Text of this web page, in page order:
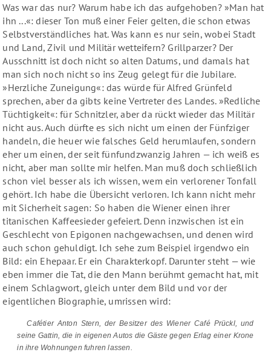
Was war das nur? Warum habe ich das aufgehoben? »Man hat
ihn ...«: dieser Ton muß einer Feier gelten, die schon etwas
Selbstverständliches hat. Was kann es nur sein, wobei Stadt
und Land, Zivil und Militär wetteifern? Grillparzer? Der
Ausschnitt ist doch nicht so alten Datums, und damals hat
man sich noch nicht so ins Zeug gelegt für die Jubilare.
»Herzliche Zuneigung«: das würde für Alfred Grünfeld
sprechen, aber da gibts keine Vertreter des Landes. »Redliche
Tüchtigkeit«: für Schnitzler, aber da rückt wieder das Militär
nicht aus. Auch dürfte es sich nicht um einen der Fünfziger
handeln, die heuer wie falsches Geld herumlaufen, sondern
eher um einen, der seit fünfundzwanzig Jahren — ich weiß es
nicht, aber man sollte mir helfen. Man muß doch schließlich
schon viel besser als ich wissen, wem ein verlorener Tonfall
gehört. Ich habe die Übersicht verloren. Ich kann nicht mehr
mit Sicherheit sagen: So haben die Wiener einen ihrer
titanischen Kaffeesieder gefeiert. Denn inzwischen ist ein
Geschlecht von Epigonen nachgewachsen, und denen wird
auch schon gehuldigt. Ich sehe zum Beispiel irgendwo ein
Bild: ein Ehepaar. Er ein Charakterkopf. Darunter steht — wie
eben immer die Tat, die den Mann berühmt gemacht hat, mit
einem Schlagwort, gleich unter dem Bild und vor der
eigentlichen Biographie, umrissen wird:
Cafétier Anton Stern, der Besitzer des Wiener Café Prückl, und
seine Gattin, die in eigenen Autos die Gäste gegen Erlag einer Krone
in ihre Wohnungen fuhren lassen.